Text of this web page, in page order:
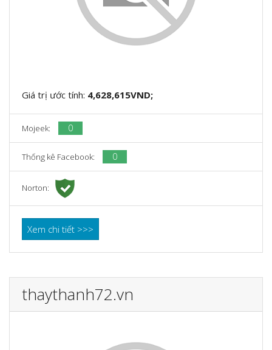
Giá trị ước tính: 4,628,615VND;
Mojeek: 0
Thống kê Facebook: 0
Norton:
Xem chi tiết >>>
thaythanh72.vn